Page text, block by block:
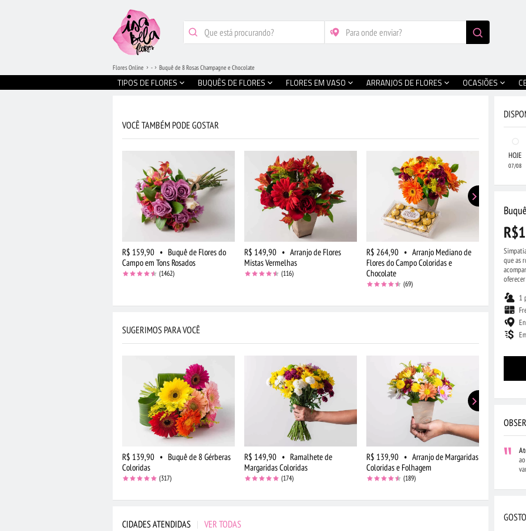
TIPOS DE FLORES BUQUÊS DE FLORES FLORES EM VASO ARRANJOS DE FLORES OCASIÕES
Flores Online - Buquê de 8 Rosas Champagne e Chocolate
VOCÊ TAMBÉM PODE GOSTAR
R$ 159,90 • Buquê de Flores do
Campo em Tons Rosados
(1462)
R$ 149,90 • Arranjo de Flores
Mistas Vermelhas
(116)
R$ 264,90 • Arranjo Mediano de
Flores do Campo Coloridas e
Chocolate
(69)
R$ 194,90
SUGERIMOS PARA VOCÊ
R$ 139,90 • Buquê de 8 Gérberas
Coloridas
(317)
R$ 149,90 • Ramalhete de
Margaridas Coloridas
(174)
R$ 139,90 • Arranjo de Margaridas
Coloridas e Folhagem
(189)
R$ 149,90
Campo
CIDADES ATENDIDAS | VER TODAS
HOJE
07/08
que as
1